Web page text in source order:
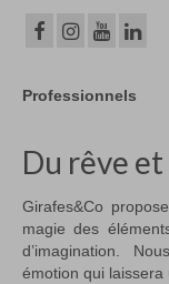
Professionnels
Du rêve
Girafes&Co
magie des
d’imagination.
émotion qui